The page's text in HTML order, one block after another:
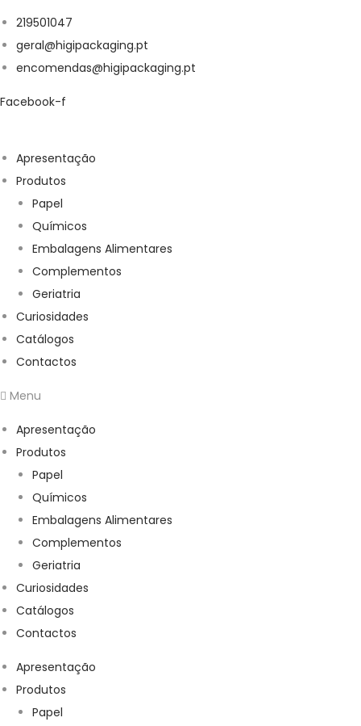
219501047
geral@higipackaging.pt
encomendas@higipackaging.pt
Facebook-f
Apresentação
Produtos
Papel
Químicos
Embalagens Alimentares
Complementos
Geriatria
Curiosidades
Catálogos
Contactos
Menu
Apresentação
Produtos
Papel
Químicos
Embalagens Alimentares
Complementos
Geriatria
Curiosidades
Catálogos
Contactos
Apresentação
Produtos
Papel